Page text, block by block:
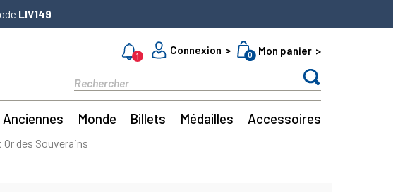
LIV149
1
Connexion 0 Mon panier
Monde Billets Médailles Accessoires
des Souverains